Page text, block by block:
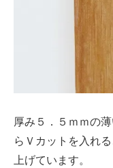
厚み５．５ｍｍの
らＶカットを入れ
上げています。